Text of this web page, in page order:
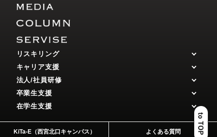
リスキリング
キャリア支援
法人/社員研修
卒業生支援
在学生支援
KiTa-E（西宮北口キャンパス） よくある質問